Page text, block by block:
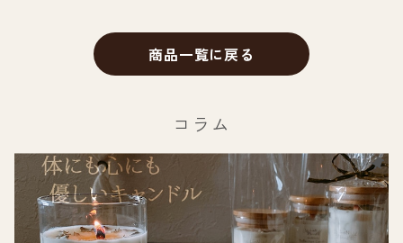
商品一覧に戻る
コラム